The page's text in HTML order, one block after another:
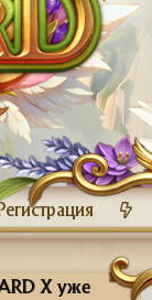
X уже